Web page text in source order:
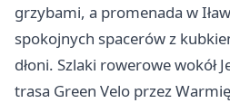
grzybami, a promenada w
spokojnych spacerów z
dłoni. Szlaki rowerowe wokół
trasa Green Velo przez